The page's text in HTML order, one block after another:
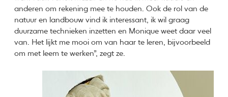
anderen om rekening mee te houden. Ook de rol van de
natuur en landbouw vind ik interessant, ik wil graag
duurzame technieken inzetten en Monique weet daar veel
van. Het lijkt me mooi om van haar te leren, bijvoorbeeld
om met leem te werken”, zegt ze.